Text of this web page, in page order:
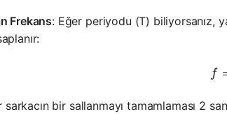
Frekans: Eğer periyodu (T) biliyorsanız,
f
bir sallanmayı tamamlaması 2